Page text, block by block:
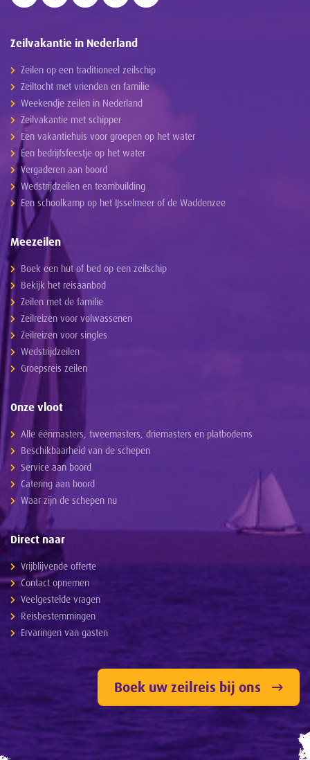
Zeilvakantie in Nederland
Zeilen op een traditioneel zeilschip
Zeiltocht met vrienden en familie
Weekendje zeilen in Nederland
Zeilvakantie met schipper
Een vakantiehuis voor groepen op het water
Een bedrijfsfeestje op het water
Vergaderen aan boord
Wedstrijdzeilen en teambuilding
Een schoolkamp op het IJsselmeer of de Waddenzee
Meezeilen
Boek een hut of bed op een zeilschip
Bekijk het reisaanbod
Zeilen met de familie
Zeilreizen voor volwassenen
Zeilreizen voor singles
Wedstrijdzeilen
Groepsreis zeilen
Onze vloot
Alle éénmasters, tweemasters, driemasters en platbodems
Beschikbaarheid van de schepen
Service aan boord
Catering aan boord
Waar zijn de schepen nu
Direct naar
Vrijblijvende offerte
Contact opnemen
Veelgestelde vragen
Reisbestemmingen
Ervaringen van gasten
Boek uw zeilreis bij ons